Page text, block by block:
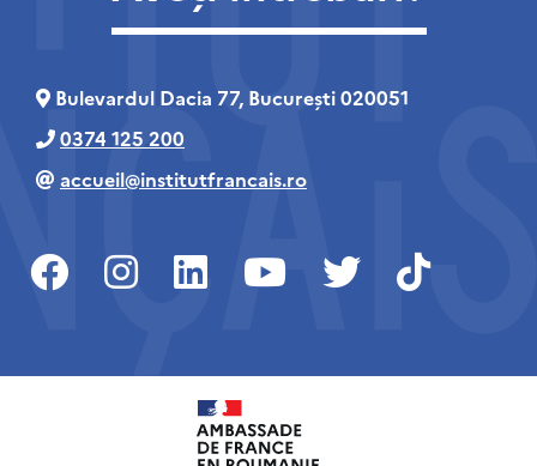
Bulevardul Dacia 77, București 020051
0374 125 200
accueil@institutfrancais.ro